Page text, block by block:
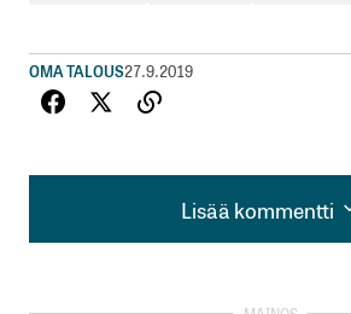
OMA TALOUS27.9.2019
Lisää kommentti
Lisää kommentti